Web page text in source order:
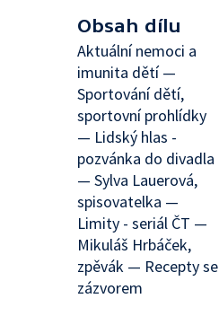
Obsah dílu
Aktuální nemoci a
imunita dětí —
Sportování dětí,
sportovní prohlídky
— Lidský hlas -
pozvánka do divadla
— Sylva Lauerová,
spisovatelka —
Limity - seriál ČT —
Mikuláš Hrbáček,
zpěvák — Recepty se
zázvorem